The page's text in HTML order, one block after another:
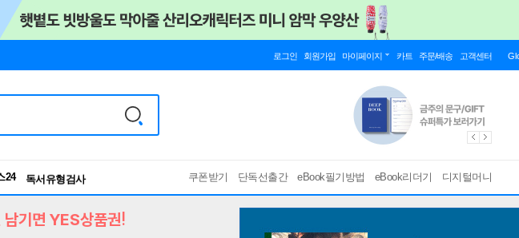
로그인 회원가입 마이페이지 카트 주문/배송 고객센터
24
독서유형검사
RBTI Lab
쿠폰받기 단독선출간 eBook필기방법 eBook리더기 디지털머니
남기면 YES상품권!